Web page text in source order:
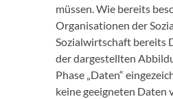
müssen. Wie bereits
Organisationen der
Sozialwirtschaft bereits
der dargestellten
Phase „Daten“
keine geeigneten Daten